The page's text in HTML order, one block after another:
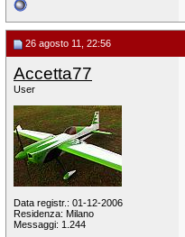
26 agosto 11, 22:56
Accetta77
User
Data registr.: 01-12-2006
Residenza: Milano
Messaggi: 1.244